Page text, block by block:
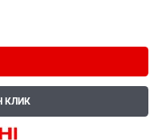
КЛИК